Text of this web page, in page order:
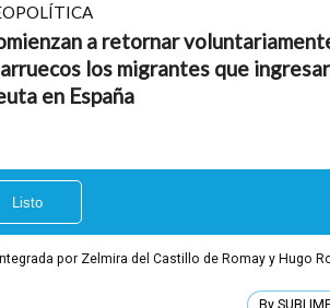
a retornar
los migrantes que
en España
por Zelmira del Castillo de Romay y Hugo
By